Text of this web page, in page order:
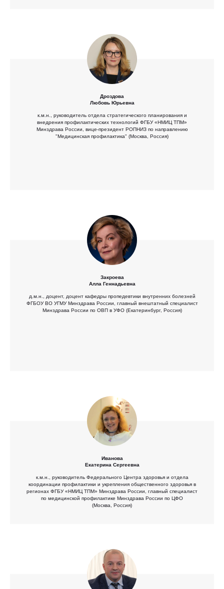
Дроздова
Любовь Юрьевна
к.м.н., руководитель отдела стратегического планирования и
внедрения профилактических технологий ФГБУ «НМИЦ ТПМ»
Минздрава России, вице-президент РОПНИЗ по направлению
"Медицинская профилактика" (Москва, Россия)
Закроева
Алла Геннадьевна
д.м.н., доцент, доцент кафедры пропедевтики внутренних болезней
ФГБОУ ВО УГМУ Минздрава России, главный внештатный специалист
Минздрава России по ОВП в УФО (Екатеринбург, Россия)
Иванова
Екатерина Сергеевна
к.м.н., руководитель Федерального Центра здоровья и отдела
координации профилактики и укрепления общественного здоровья в
регионах ФГБУ «НМИЦ ТПМ» Минздрава России, главный специалист
по медицинской профилактике Минздрава России по ЦФО
(Москва, Россия)